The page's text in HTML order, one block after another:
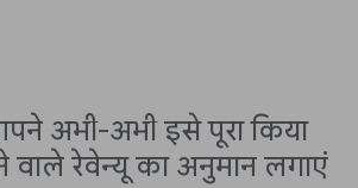
अभी-अभी इसे पूरा किया
वाले रेवेन्यू का अनुमान लगाएं